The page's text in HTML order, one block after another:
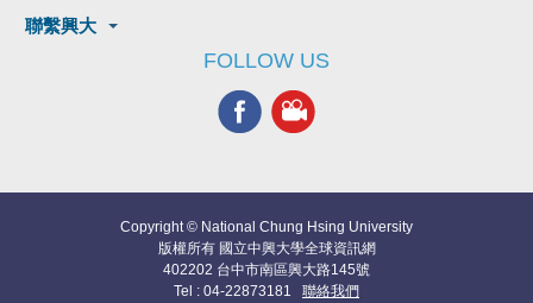
聯繫興大
FOLLOW US
Copyright © National Chung Hsing University
版權所有 國立中興大學全球資訊網
402202 台中市南區興大路145號
Tel : 04-22873181 聯絡我們